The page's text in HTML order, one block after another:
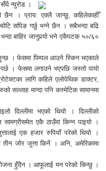
सँधै न्युरोड ।
छैन । प्राय: एक्लै जान्छु, कहिलेकाहीँ
सपिङ गर्छु भन्ने छैन । सबैभन्दा बढि
बाहिर जानुपर्‍यो भने एकैपटक ५०/६०
हुन्छ । फेसमा पिम्पल आउने स्किन भएकाले
। फेसमा लगाउने भएपछि जस्तो पायो
लागि कहिले एलोपेथिक डाक्टर,
सल्लाह मान्दा पनि कस्मेटिक सामानमा
दिल्लीमा भएको थियो । दिल्लीको
एकै ठाउँमा किन्न पाइयो ।
एक हजार रुपियाँ परेको थियो ।
तीन जोर जुत्ता किनें । अनि, अमेरिकामा
हुँदैन । आफूलाई मन परेको किन्छु ।